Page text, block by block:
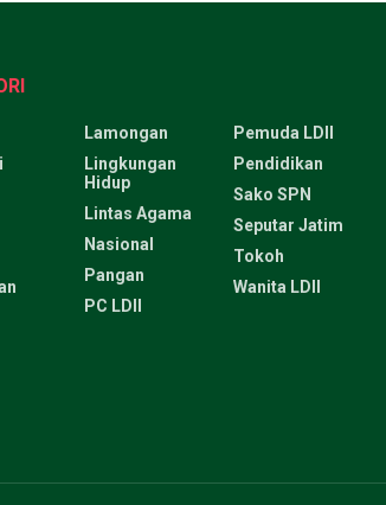
Lamongan
Lingkungan
Hidup
Lintas Agama
Nasional
Pangan
PC LDII
Pemuda LDII
Pendidikan
Sako SPN
Seputar Jatim
Tokoh
Wanita LDII